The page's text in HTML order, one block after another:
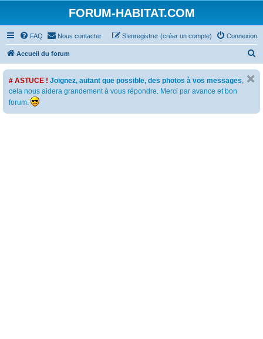
FORUM-HABITAT.COM
FAQ Nous contacter Connexion
S’enregistrer (créer un compte)
Accueil du forum
e
# ASTUCE ! Joignez, autant que possible, des photos à vos messages,
cela nous aidera grandement à vous répondre. Merci par avance et bon
forum.